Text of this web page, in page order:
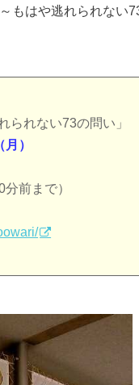
もはや逃れられない
られない73の問い」
）
前まで）